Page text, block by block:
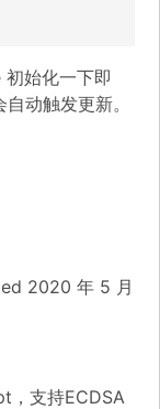
始化一下即
动触发更新。
2020 年 5 月
支持ECDSA